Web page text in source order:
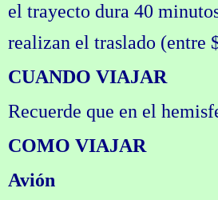
el trayecto dura 40
realizan el traslado (entre
CUANDO VIAJAR
Recuerde que en el
COMO VIAJAR
Avión